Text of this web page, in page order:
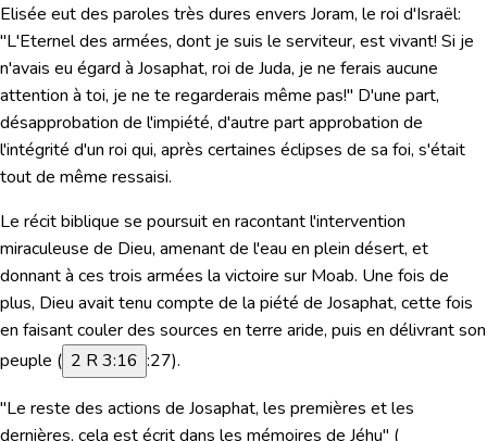
Elisée eut des paroles très dures envers Joram, le roi d'Israël:
"L'Eternel des armées, dont je suis le serviteur, est vivant! Si je
n'avais eu égard à Josaphat, roi de Juda, je ne ferais aucune
attention à toi, je ne te regarderais même pas!" D'une part,
désapprobation de l'impiété, d'autre part approbation de
l'intégrité d'un roi qui, après certaines éclipses de sa foi, s'était
tout de même ressaisi.
Le récit biblique se poursuit en racontant l'intervention
miraculeuse de Dieu, amenant de l'eau en plein désert, et
donnant à ces trois armées la victoire sur Moab. Une fois de
plus, Dieu avait tenu compte de la piété de Josaphat, cette fois
en faisant couler des sources en terre aride, puis en délivrant son
peuple ( 2 R 3:16 :27).
"Le reste des actions de Josaphat, les premières et les
dernières, cela est écrit dans les mémoires de Jéhu" (